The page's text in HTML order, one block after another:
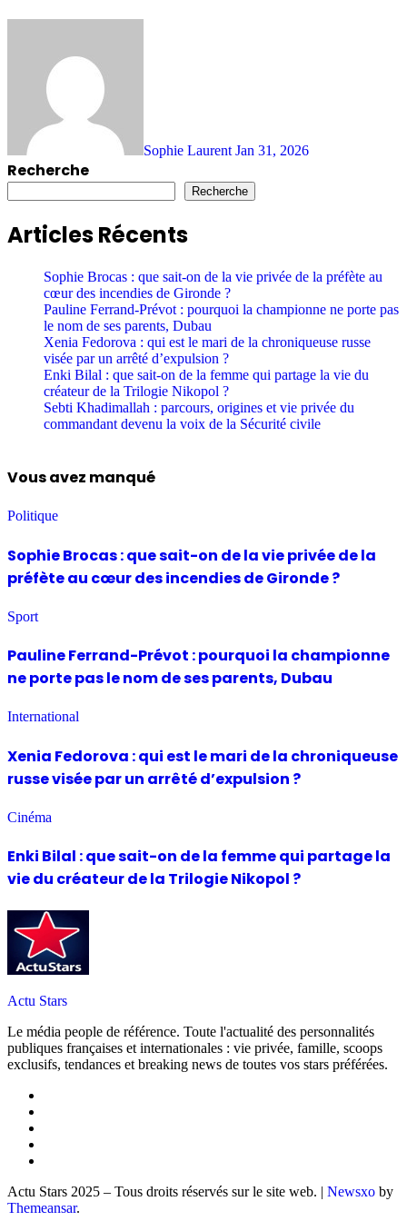
Sophie Laurent Jan 31, 2026
Recherche
Recherche
Articles Récents
Sophie Brocas : que sait-on de la vie privée de la préfète au
cœur des incendies de Gironde ?
Pauline Ferrand-Prévot : pourquoi la championne ne porte pas
le nom de ses parents, Dubau
Xenia Fedorova : qui est le mari de la chroniqueuse russe
visée par un arrêté d’expulsion ?
Enki Bilal : que sait-on de la femme qui partage la vie du
créateur de la Trilogie Nikopol ?
Sebti Khadimallah : parcours, origines et vie privée du
commandant devenu la voix de la Sécurité civile
Vous avez manqué
Politique
Sophie Brocas : que sait-on de la vie privée de la
préfète au cœur des incendies de Gironde ?
Sport
Pauline Ferrand-Prévot : pourquoi la championne
ne porte pas le nom de ses parents, Dubau
International
Xenia Fedorova : qui est le mari de la chroniqueuse
russe visée par un arrêté d’expulsion ?
Cinéma
Enki Bilal : que sait-on de la femme qui partage la
vie du créateur de la Trilogie Nikopol ?
Actu Stars
Le média people de référence. Toute l'actualité des personnalités
publiques françaises et internationales : vie privée, famille, scoops
exclusifs, tendances et breaking news de toutes vos stars préférées.
Actu Stars 2025 – Tous droits réservés sur le site web. | Newsxo by
Themeansar.